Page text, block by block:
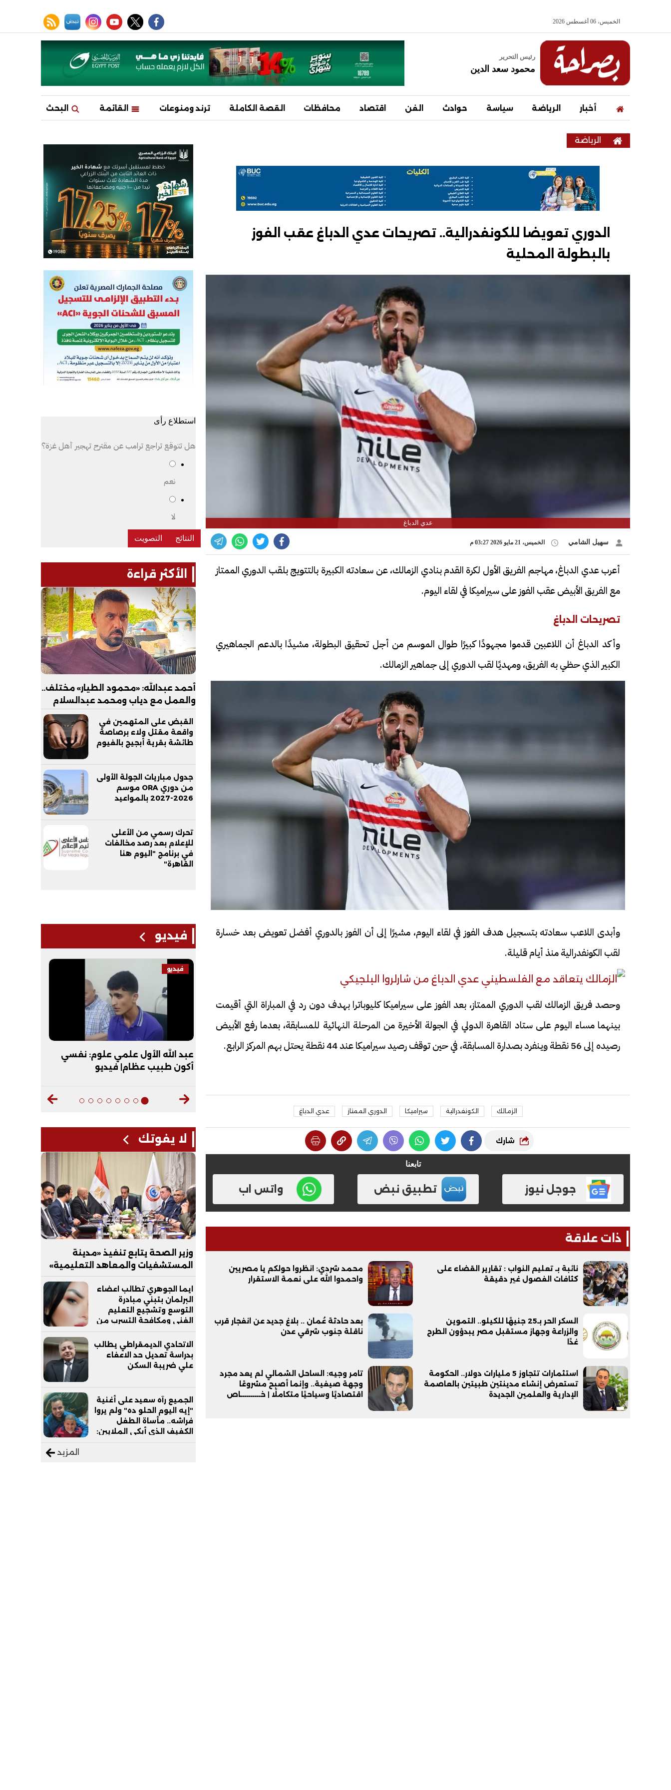
الخميس، 06 أغسطس 2026
facebook
twitter
youtube
instagram
نبض rss feed
رئيس التحرير
محمود سعد الدين
أخبار الرياضة سياسة حوادث الفن اقتصاد محافظات القصة الكاملة ترند ومنوعات القائمة البحث
الرياضة
الدوري تعويضا للكونفدرالية.. تصريحات عدي الدباغ عقب الفوز
بالبطولة المحلية
عدي الدباغ
سهيل الشامي الخميس، 21 مايو 2026 03:27 م
أعرب عدي الدباغ، مهاجم الفريق الأول لكرة القدم بنادي الزمالك، عن سعادته الكبيرة بالتتويج بلقب الدوري الممتاز
مع الفريق الأبيض عقب الفوز على سيراميكا في لقاء اليوم.
تصريحات الدباغ
وأكد الدباغ أن اللاعبين قدموا مجهودًا كبيرًا طوال الموسم من أجل تحقيق البطولة، مشيدًا بالدعم الجماهيري
الكبير الذي حظي به الفريق، ومهديًا لقب الدوري إلى جماهير الزمالك.
وأبدى اللاعب سعادته بتسجيل هدف الفوز في لقاء اليوم، مشيرًا إلى أن الفوز بالدوري أفضل تعويض بعد خسارة
لقب الكونفدرالية منذ أيام قليلة.
وحصد فريق الزمالك لقب الدوري الممتاز، بعد الفوز على سيراميكا كليوباترا بهدف دون رد في المباراة التي أقيمت
بينهما مساء اليوم على ستاد القاهرة الدولي في الجولة الأخيرة من المرحلة النهائية للمسابقة، بعدما رفع الأبيض
رصيده إلى 56 نقطة وينفرد بصدارة المسابقة، في حين توقف رصيد سيراميكا عند 44 نقطة يحتل بهم المركز الرابع.
الزمالك الكونفدرالية سيراميكا الدوري الممتاز عدي الدباغ
شارك
تابعنا
جوجل نيوز تطبيق نبض واتس اب
ذات علاقة
نائبة بـ تعليم النواب : تقارير القضاء على
كثافات الفصول غير دقيقة
محمد شردي: انظروا حولكم يا مصريين
واحمدوا الله على نعمة الاستقرار
السكر الحر بـ25 جنيهًا للكيلو.. التموين
والزراعة وجهاز مستقبل مصر يبدؤون الطرح
غدًا
بعد حادثة عُمان .. بلاغ جديد عن انفجار قرب
ناقلة جنوب شرقي عدن
استثمارات تتجاوز 5 مليارات دولار.. الحكومة
تستعرض إنشاء مدينتين طبيتين بالعاصمة
الإدارية والعلمين الجديدة
تامر وجيه: الساحل الشمالي لم يعد مجرد
وجهة صيفية.. وإنما أصبح مشروعًا
اقتصاديًا وسياحيًا متكاملًا | خــــــــــاص
استطلاع رأى
هل تتوقع تراجع ترامب عن مقترح تهجير أهل غزة؟
نعم
لا
الأكثر قراءة
أحمد عبدالله: «محمود الطيار» مختلف..
والعمل مع دياب ومحمد عبدالسلام
القبض على المتهمين في
واقعة مقتل ولاء برصاصة
طائشة بقرية أبجيج بالفيوم
جدول مباريات الجولة الأولى
من دوري ORA موسم
2026-2027 بالمواعيد
تحرك رسمي من الأعلى
للإعلام بعد رصد مخالفات
في برنامج "اليوم هنا
القاهرة"
فيديو
افتتاح أكبر صرح ديني في القوصية..
ابني بطل وفخورة بيه.. أول ظهور لـ
سائق التريلا يمنع كارثة فى اللحظات
فيديو
عبد الله الأول علمي علوم: نفسي
أكون طبيب عظام| فيديو
لا يفوتك
وزير الصحة يتابع تنفيذ «مدينة
المستشفيات والمعاهد التعليمية»
بالعاصمة الجديدة
ايما الجوهري تطالب اعضاء
البرلمان بتبني مبادرة
التوسع وتشجيع التعليم
الفني ومكافحة التسرب من
التعليم
الاتحادي الديمقراطي يطالب
بدراسة تعديل حد الاعفاء
علي ضريبة السكن
الجميع رآه سعيد على أغنية
"إيه اليوم الحلو ده" ولم يروا
فراشه.. مأساة الطفل
الكفيف الذي أبكى الملايين:
المزيد